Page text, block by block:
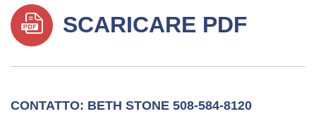
SCARICARE PDF
CONTATTO: BETH STONE 508-584-8120